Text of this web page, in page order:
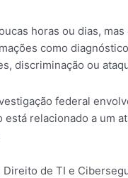
horas ou dias,
como
discriminação ou
federal
relacionado a
de TI e